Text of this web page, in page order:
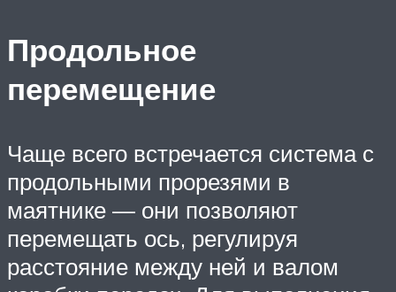
Продольное
перемещение
Чаще всего встречается система с
продольными прорезями в
маятнике — они позволяют
перемещать ось, регулируя
расстояние между ней и валом